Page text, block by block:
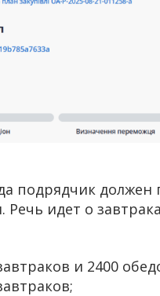
подрядчик должен
идет о
и 2400